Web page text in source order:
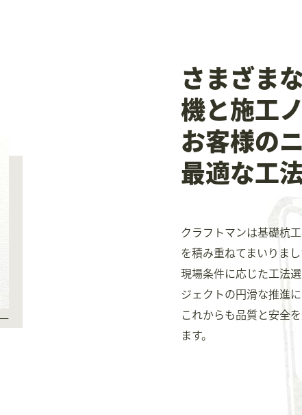
さまざま
機と施工
お客様の
最適な工
クラフトマンは基礎杭
を積み重ねてまいりまし
現場条件に応じた工法
ジェクトの円滑な推進に
これからも品質と安全
ます。